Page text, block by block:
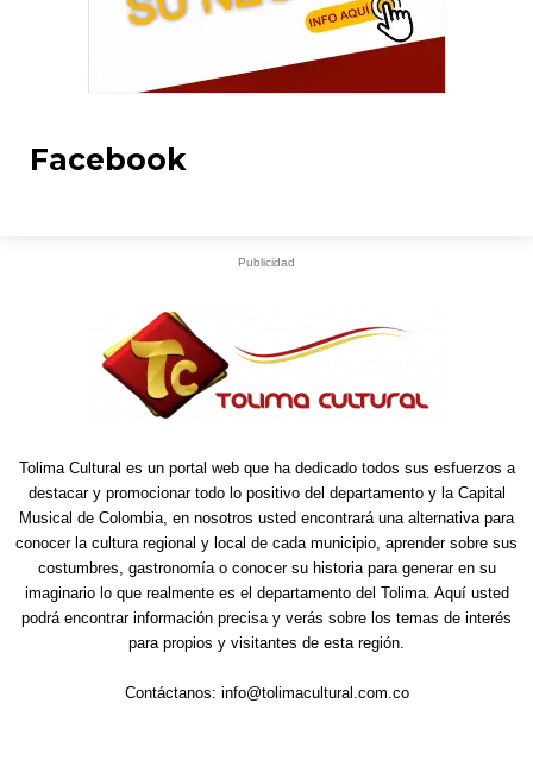
Facebook
Publicidad
Tolima Cultural es un portal web que ha dedicado todos sus esfuerzos a
destacar y promocionar todo lo positivo del departamento y la Capital
Musical de Colombia, en nosotros usted encontrará una alternativa para
conocer la cultura regional y local de cada municipio, aprender sobre sus
costumbres, gastronomía o conocer su historia para generar en su
imaginario lo que realmente es el departamento del Tolima. Aquí usted
podrá encontrar información precisa y verás sobre los temas de interés
para propios y visitantes de esta región.
Contáctanos: info@tolimacultural.com.co